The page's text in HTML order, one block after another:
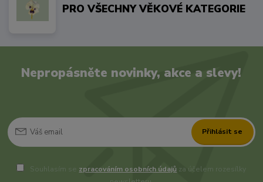
PRO VŠECHNY VĚKOVÉ KATEGORIE
Nepropásněte novinky, akce a slevy!
Přihlásit se
Souhlasím se zpracováním osobních údajů za účelem rozesílky